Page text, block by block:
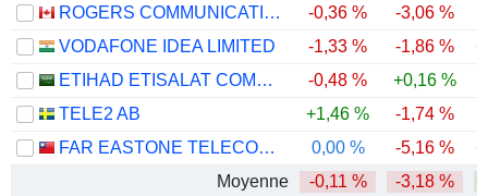
ROGERS COMMUNICATIONS INC.
-0,36 % -3,06 %
VODAFONE IDEA LIMITED
-1,33 % -1,86 %
ETIHAD ETISALAT COMPANY
-0,48 % +0,16 %
TELE2 AB
+1,46 % -1,74 %
FAR EASTONE TELECOMMUNICATIONS CO., LTD.
0,00 % -5,16 %
Moyenne
-0,11 % -3,18 %